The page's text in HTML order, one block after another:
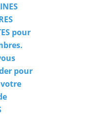
pour
pour